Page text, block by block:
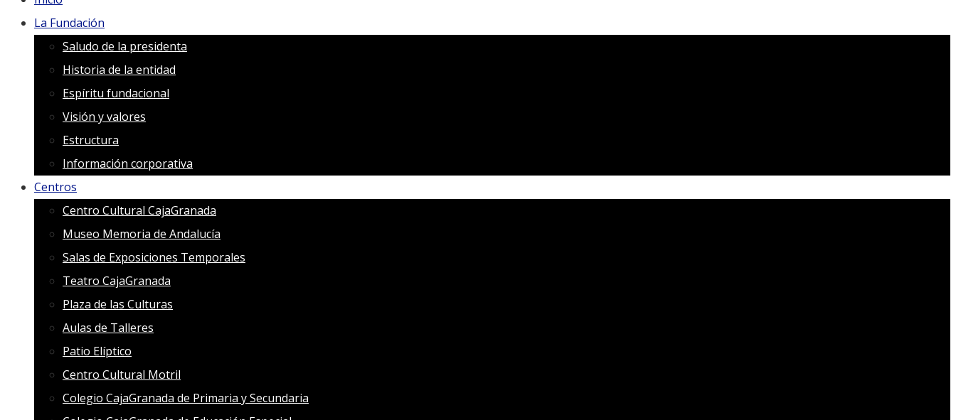
La Fundación
Saludo de la presidenta
Historia de la entidad
Espíritu fundacional
Visión y valores
Estructura
Información corporativa
Centros
Centro Cultural CajaGranada
Museo Memoria de Andalucía
Salas de Exposiciones Temporales
Teatro CajaGranada
Plaza de las Culturas
Aulas de Talleres
Patio Elíptico
Centro Cultural Motril
Colegio CajaGranada de Primaria y Secundaria